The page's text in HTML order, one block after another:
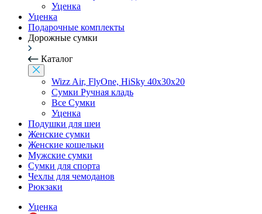
Уценка
Уценка
Подарочные комплекты
Дорожные сумки
Каталог
Wizz Air, FlyOne, HiSky 40x30x20
Сумки Ручная кладь
Все Сумки
Уценка
Подушки для шеи
Женские сумки
Женские кошельки
Мужские сумки
Сумки для спорта
Чехлы для чемоданов
Рюкзаки
Уценка